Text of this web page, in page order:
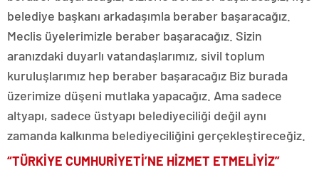
belediye başkanı arkadaşımla beraber başaracağız.
Meclis üyelerimizle beraber başaracağız. Sizin
aranızdaki duyarlı vatandaşlarımız, sivil toplum
kuruluşlarımız hep beraber başaracağız Biz burada
üzerimize düşeni mutlaka yapacağız. Ama sadece
altyapı, sadece üstyapı belediyeciliği değil aynı
zamanda kalkınma belediyeciliğini gerçekleştireceğiz.
“TÜRKİYE CUMHURİYETİ’NE HİZMET ETMELİYİZ”